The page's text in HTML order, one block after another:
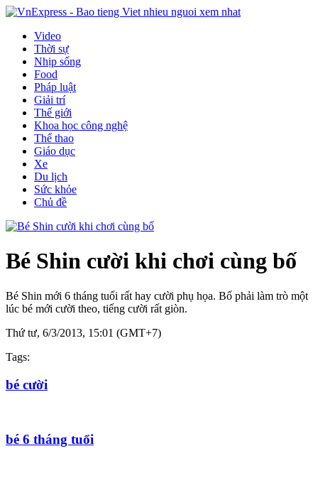
Video
Thời sự
Nhịp sống
Food
Pháp luật
Giải trí
Thế giới
Khoa học công nghệ
Thể thao
Giáo dục
Xe
Du lịch
Sức khỏe
Chủ đề
Bé Shin cười khi chơi cùng bố
Bé Shin mới 6 tháng tuổi rất hay cười phụ họa. Bố phải làm trò một
lúc bé mới cười theo, tiếng cười rất giòn.
Thứ tư, 6/3/2013, 15:01 (GMT+7)
Tags:
bé cười
bé 6 tháng tuổi